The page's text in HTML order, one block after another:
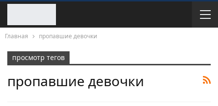
Главная пропавшие девочки
просмотр тегов
пропавшие девочки